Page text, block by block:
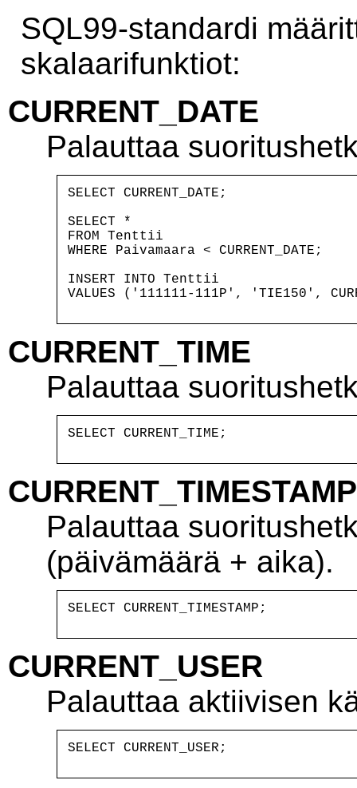
SQL99-standardi
skalaarifunktiot:
CURRENT_DATE
Palauttaa
SELECT CURRENT_DATE;
SELECT *
FROM Tenttii
WHERE Paivamaara < CURRENT_DATE;
INSERT INTO Tenttii
CURRENT_TIME
Palauttaa
CURRENT_TIMESTAMP
Palauttaa
(päivämäärä + aika).
CURRENT_USER
Palauttaa aktiivisen